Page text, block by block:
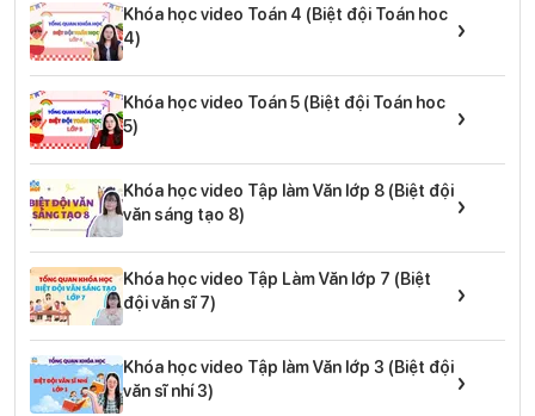
Khóa học video Toán 4 (Biệt đội Toán hoc
4)
›
Khóa học video Toán 5 (Biệt đội Toán hoc
5)
›
Khóa học video Tập làm Văn lớp 8 (Biệt đội
văn sáng tạo 8)
›
Khóa học video Tập Làm Văn lớp 7 (Biệt
đội văn sĩ 7)
›
Khóa học video Tập làm Văn lớp 3 (Biệt đội
văn sĩ nhí 3)
›